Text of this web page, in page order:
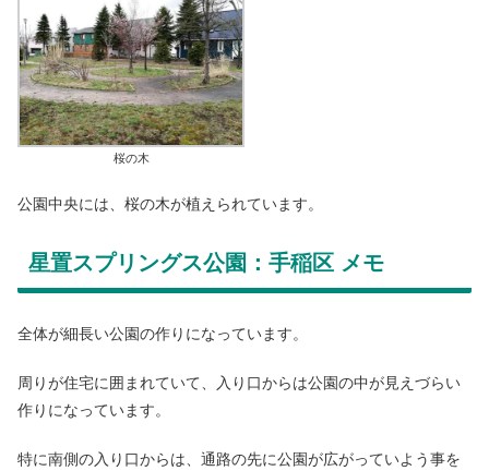
桜の木
公園中央には、桜の木が植えられています。
星置スプリングス公園：手稲区 メモ
全体が細長い公園の作りになっています。
周りが住宅に囲まれていて、入り口からは公園の中が見えづらい
作りになっています。
特に南側の入り口からは、通路の先に公園が広がっていよう事を